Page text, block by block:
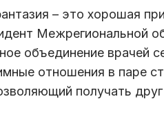
– это хорошая
Межрегиональной
объединение врачей
отношения в паре
получать